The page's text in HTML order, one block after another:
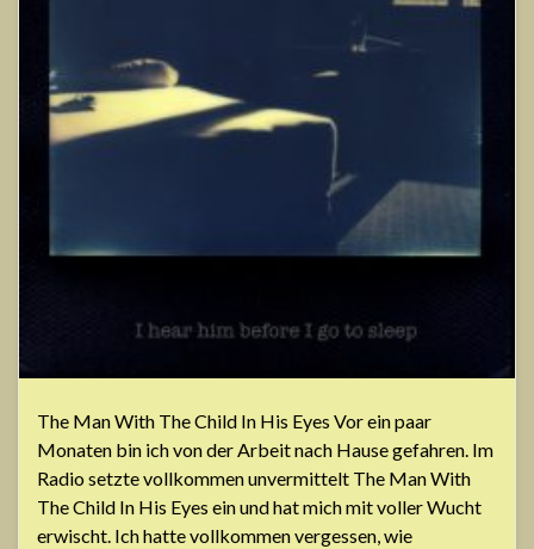
The Man With The Child In His Eyes Vor ein paar
Monaten bin ich von der Arbeit nach Hause gefahren. Im
Radio setzte vollkommen unvermittelt The Man With
The Child In His Eyes ein und hat mich mit voller Wucht
erwischt. Ich hatte vollkommen vergessen, wie